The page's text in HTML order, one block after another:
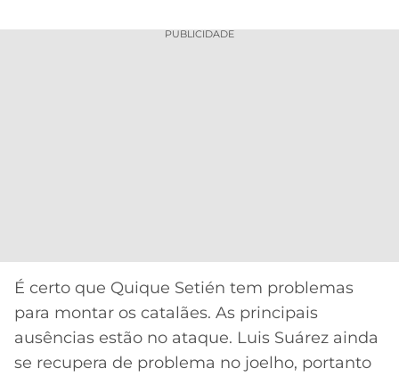
FLAMENGO
ATLÉTICO
MG
LALIGA
PUBLICIDADE
É certo que Quique Setién tem problemas
para montar os catalães. As principais
ausências estão no ataque. Luis Suárez ainda
se recupera de problema no joelho, portanto